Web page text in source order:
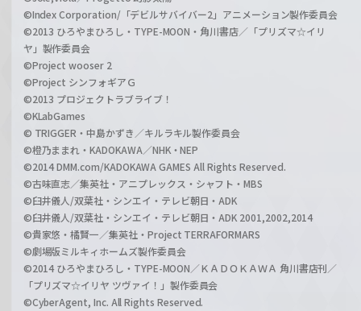
©Index Corporation/「デビルサバイバー2」アニメーション製作委員会
©2013 ひろやまひろし・TYPE-MOON・角川書店／「プリズマ☆イリ
ヤ」製作委員会
©Project wooser 2
©Project シンフォギアＧ
©2013 プロジェクトラブライブ！
©KLabGames
© TRIGGER・中島かずき／キルラキル製作委員会
©橙乃ままれ・KADOKAWA／NHK・NEP
©2014 DMM.com/KADOKAWA GAMES All Rights Reserved.
©古味直志／集英社・アニプレックス・シャフト・MBS
©臼井儀人/双葉社・シンエイ・テレビ朝日・ADK
©臼井儀人/双葉社・シンエイ・テレビ朝日・ADK 2001,2002,2014
©貴家悠・橘賢一／集英社・Project TERRAFORMARS
©劇場版ミルキィホームズ製作委員会
©2014 ひろやまひろし・TYPE-MOON／ＫＡＤＯＫＡＷＡ 角川書店刊／
「プリズマ☆イリヤ ツヴァイ！」製作委員会
©CyberAgent, Inc. All Rights Reserved.